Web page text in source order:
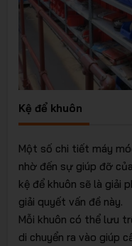
Kệ để khuôn
Một số chi tiết máy
nhờ đến sự giúp đỡ
kệ để khuôn sẽ là giải
giải quyết vấn đề này.
Mỗi khuôn có thể lưu
di chuyển ra vào giúp